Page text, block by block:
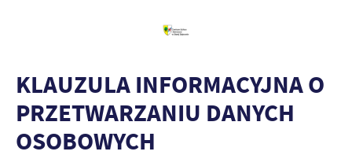
KLAUZULA INFORMACYJNA O
PRZETWARZANIU DANYCH
OSOBOWYCH